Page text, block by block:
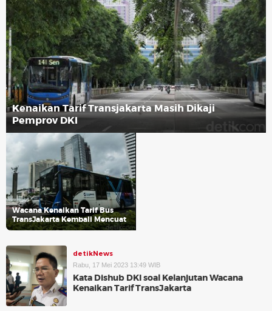
Kenaikan Tarif Transjakarta Masih Dikaji
Pemprov DKI
Wacana Kenaikan Tarif Bus
TransJakarta Kembali Mencuat
detikNews
Rabu, 17 Mei 2023 13:49 WIB
Kata Dishub DKI soal Kelanjutan Wacana
Kenaikan Tarif TransJakarta